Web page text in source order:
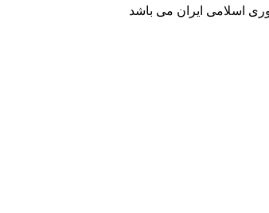
اسلامی ایران می باشد